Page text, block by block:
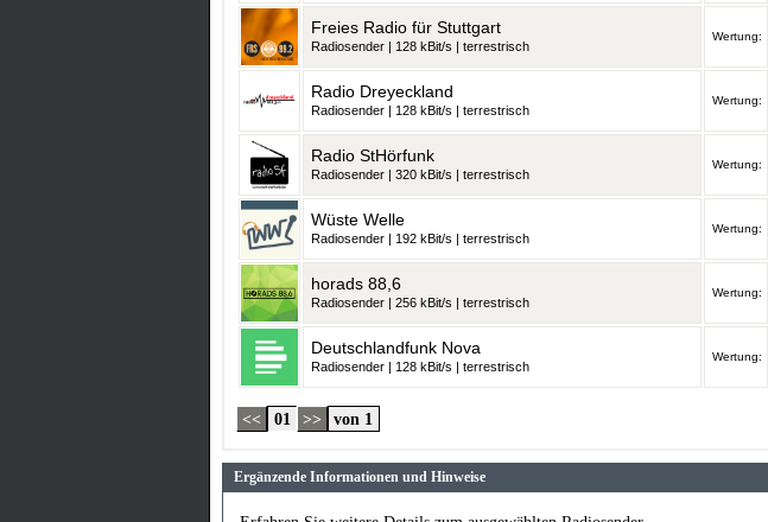
Freies Radio für Stuttgart
Radiosender | 128 kBit/s | terrestrisch
Wertung:
Radio Dreyeckland
Radiosender | 128 kBit/s | terrestrisch
Wertung:
Radio StHörfunk
Radiosender | 320 kBit/s | terrestrisch
Wertung:
Wüste Welle
Radiosender | 192 kBit/s | terrestrisch
Wertung:
horads 88,6
Radiosender | 256 kBit/s | terrestrisch
Wertung:
Deutschlandfunk Nova
Radiosender | 128 kBit/s | terrestrisch
Wertung:
<< 01 >> von 1
Ergänzende Informationen und Hinweise